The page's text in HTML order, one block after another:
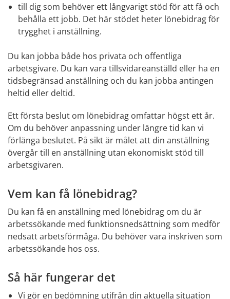
till dig som behöver ett långvarigt stöd för att få och
behålla ett jobb. Det här stödet heter lönebidrag för
trygghet i anställning.
Du kan jobba både hos privata och offentliga
arbetsgivare. Du kan vara tillsvidareanställd eller ha en
tidsbegränsad anställning och du kan jobba antingen
heltid eller deltid.
Ett första beslut om lönebidrag omfattar högst ett år.
Om du behöver anpassning under längre tid kan vi
förlänga beslutet. På sikt är målet att din anställning
övergår till en anställning utan ekonomiskt stöd till
arbetsgivaren.
Vem kan få lönebidrag?
Du kan få en anställning med lönebidrag om du är
arbetssökande med funktionsnedsättning som medför
nedsatt arbetsförmåga. Du behöver vara inskriven som
arbetssökande hos oss.
Så här fungerar det
Vi gör en bedömning utifrån din aktuella situation